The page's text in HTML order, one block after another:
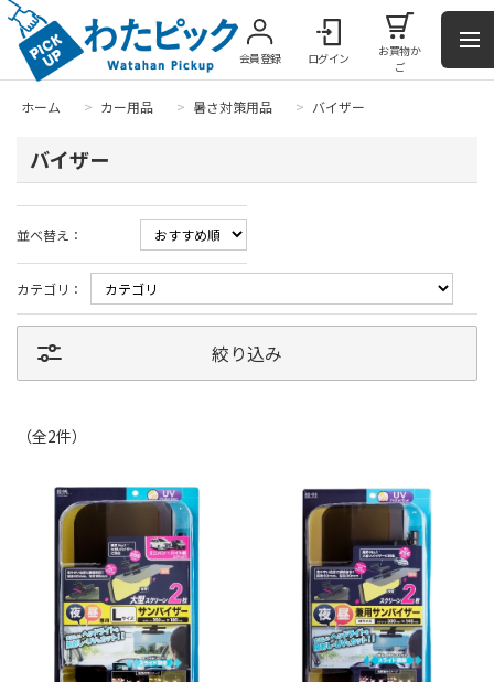
会員登録 ログイン
お買物か
ご
ホーム > カー用品 > 暑さ対策用品 > バイザー
バイザー
並べ替え：
カテゴリ：
絞り込み
（全2件）